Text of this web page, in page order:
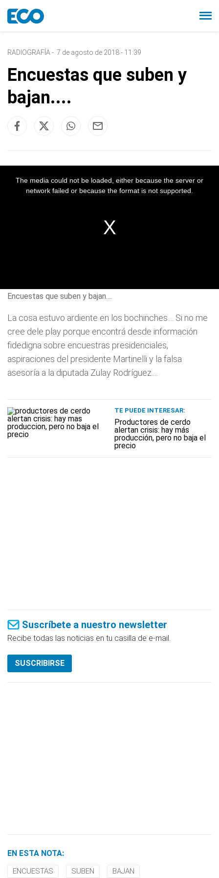
RADIOGRAFÍA - 7 de agosto de 2018 - 11:39
Encuestas que suben y
bajan....
The media could not be loaded, either because the server or
network failed or because the format is not supported.
Encuestas que suben y bajan....
La cosa estuvo ardiente en los bochinches.... Si no me
cree dele play porque encontrá desde información
fidedigna sobre encuestras presidenciales,
aspiraciones del presidente Martinelli y la falsa
asesoría a la diputada Zulay Rodríguez....
TE PUEDE INTERESAR:
Productores de cerdo
alertan crisis: hay más
producción, pero no baja el
precio
Suscríbete a nuestro newsletter
Recibe todas las noticias en tu casilla de e-mail.
SUSCRIBIRSE
EN ESTA NOTA:
ENCUESTAS SUBEN BAJAN